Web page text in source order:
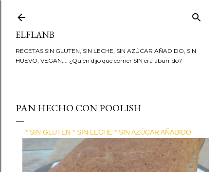
ELFLANB
RECETAS SIN GLUTEN, SIN LECHE, SIN AZÚCAR AÑADIDO, SIN
HUEVO, VEGAN,... ¿Quién dijo que comer SIN era aburrido?
PAN HECHO CON POOLISH
* SIN GLUTEN * SIN LECHE * SIN AZÚCAR AÑADIDO